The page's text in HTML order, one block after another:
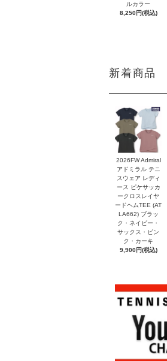
ルカラー
8,250円(税込)
新着商品
2026FW Admiral
アドミラル テニ
スウェア レディ
ース ピケサッカ
ークロスレイヤ
ードヘムTEE (AT
LA662) ブラッ
ク・ネイビー・
サックス・ピン
ク・カーキ
9,900円(税込)